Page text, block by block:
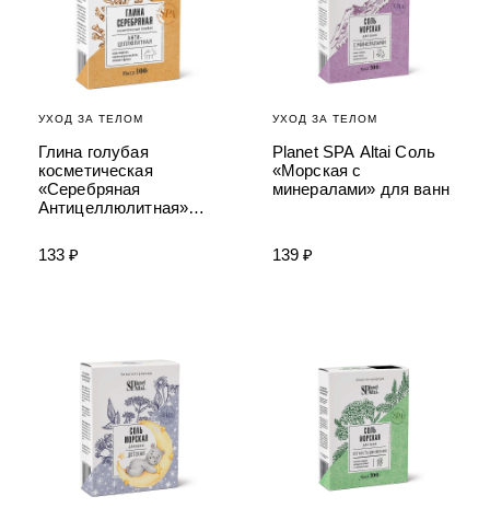
УХОД ЗА ТЕЛОМ
Глина голубая
косметическая
«Серебряная
Антицеллюлитная»
133 ₽
УХОД ЗА ТЕЛОМ
Planet SPA Altai Соль
«Морская с
минералами» для ванн
139 ₽